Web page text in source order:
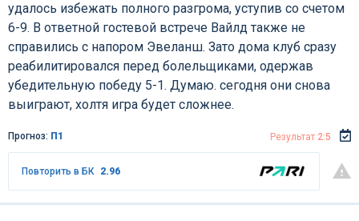
удалось избежать полного разгрома, уступив со счетом
6-9. В ответной гостевой встрече Вайлд также не
справились с напором Эвеланш. Зато дома клуб сразу
реабилитировался перед болельщиками, одержав
убедительную победу 5-1. Думаю. сегодня они снова
выиграют, холтя игра будет сложнее.
Прогноз: П1 Результат 2:5
Повторить в БК 2.96